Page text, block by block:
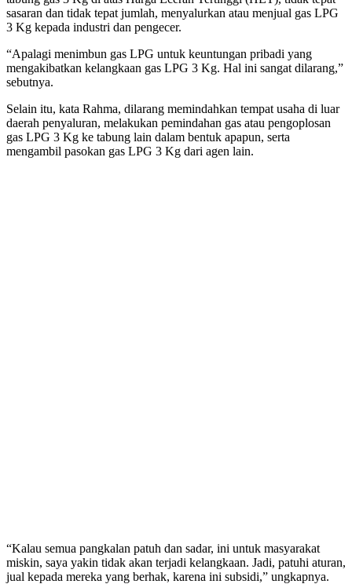
sasaran dan tidak tepat jumlah, menyalurkan atau menjual gas LPG
3 Kg kepada industri dan pengecer.
“Apalagi menimbun gas LPG untuk keuntungan pribadi yang
mengakibatkan kelangkaan gas LPG 3 Kg. Hal ini sangat dilarang,”
sebutnya.
Selain itu, kata Rahma, dilarang memindahkan tempat usaha di luar
daerah penyaluran, melakukan pemindahan gas atau pengoplosan
gas LPG 3 Kg ke tabung lain dalam bentuk apapun, serta
mengambil pasokan gas LPG 3 Kg dari agen lain.
“Kalau semua pangkalan patuh dan sadar, ini untuk masyarakat
miskin, saya yakin tidak akan terjadi kelangkaan. Jadi, patuhi aturan,
jual kepada mereka yang berhak, karena ini subsidi,” ungkapnya.